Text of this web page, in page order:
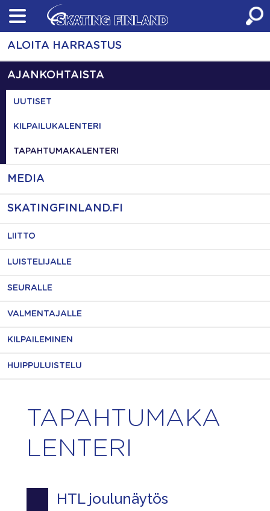
Skip
content
ALOITA HARRASTUS
AJANKOHTAISTA
UUTISET
KILPAILUKALENTERI
TAPAHTUMAKALENTERI
MEDIA
SKATINGFINLAND.FI
LIITTO
LUISTELIJALLE
SEURALLE
VALMENTAJALLE
KILPAILEMINEN
HUIPPULUISTELU
TAPAHTUMAKA
LENTERI
HTL joulunäytös